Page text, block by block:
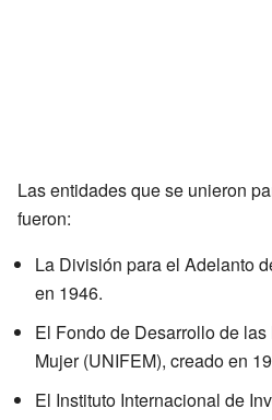
Las entidades que se unieron
fueron:
La División para el Adelanto
en 1946.
El Fondo de Desarrollo de
Mujer (UNIFEM), creado en
El Instituto Internacional de